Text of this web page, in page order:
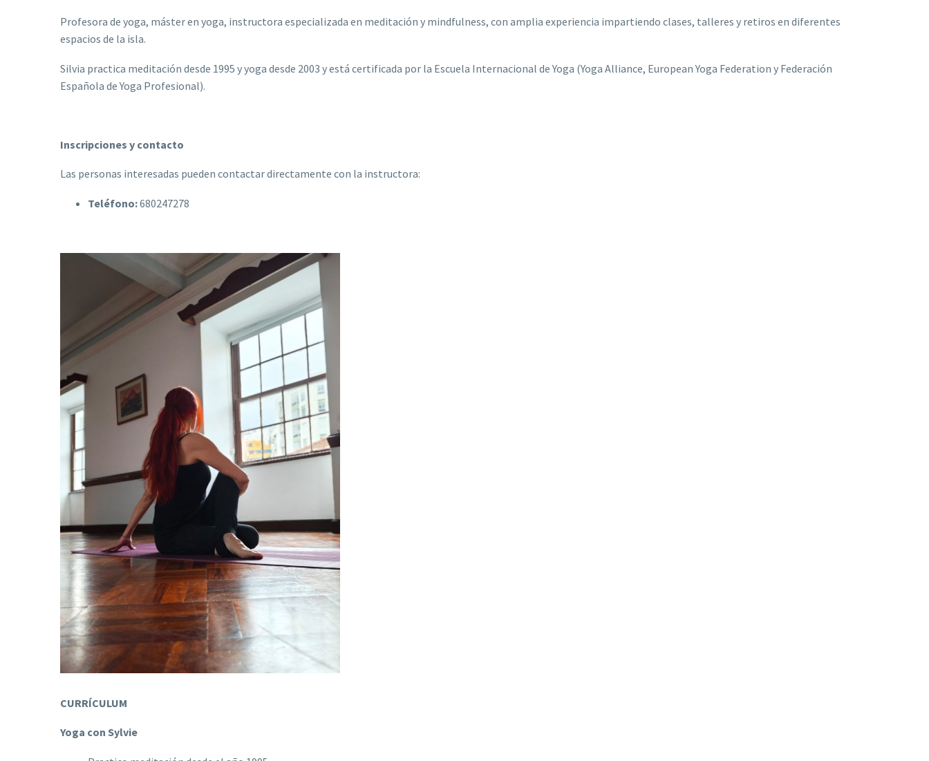
Profesora de yoga, máster en yoga, instructora especializada en meditación y mindfulness, con amplia experiencia impartiendo clases, talleres y retiros en diferentes
espacios de la isla.
Silvia practica meditación desde 1995 y yoga desde 2003 y está certificada por la Escuela Internacional de Yoga (Yoga Alliance, European Yoga Federation y Federación
Española de Yoga Profesional).
Inscripciones y contacto
Las personas interesadas pueden contactar directamente con la instructora:
Teléfono:680247278
CURRÍCULUM
Yoga con Sylvie